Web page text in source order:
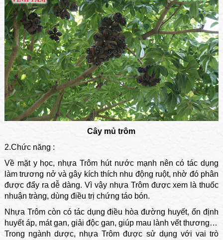
Cây mủ trôm
2.Chức năng :
Về mặt y học, nhựa Trôm hút nước mạnh nên có tác dụng
làm trương nở và gây kích thích nhu động ruột, nhờ đó phân
được đẩy ra dễ dàng. Vì vậy nhựa Trôm được xem là thuốc
nhuận tràng, dùng điều trị chứng táo bón.
Nhựa Trôm còn có tác dụng điều hòa đường huyết, ổn định
huyết áp, mát gan, giải độc gan, giúp mau lành vết thương…
Trong ngành dược, nhựa Trôm được sử dụng với vai trò